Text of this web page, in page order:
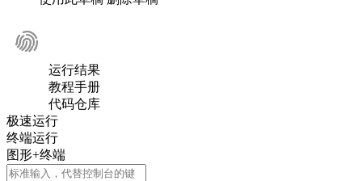
运行结果
教程手册
代码仓库
极速运行
终端运行
图形+终端